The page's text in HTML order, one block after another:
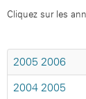
Cliquez sur les
2005-2006
2004-2005